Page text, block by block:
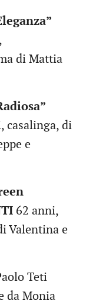
”
di Mattia
”
casalinga, di
e
62 anni,
Valentina e
Teti
da Monia